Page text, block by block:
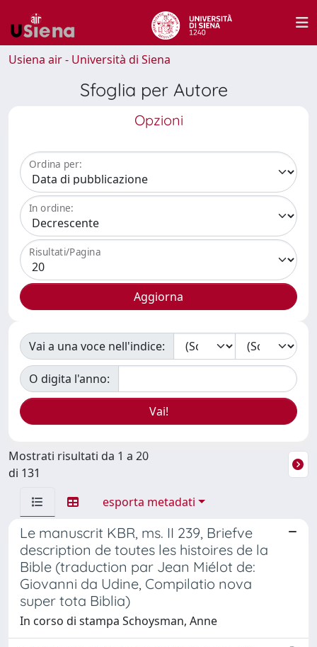
Usiena air - Università di Siena
Sfoglia per Autore
Opzioni
Ordina per:
In ordine:
Risultati/Pagina
Vai a una voce nell'indice:
O digita l'anno:
Mostrati risultati da 1 a 20
di 131
esporta metadati
Le manuscrit KBR, ms. II 239, Briefve
description de toutes les histoires de la
Bible (traduction par Jean Miélot de:
Giovanni da Udine, Compilatio nova
super tota Biblia)
In corso di stampa Schoysman, Anne